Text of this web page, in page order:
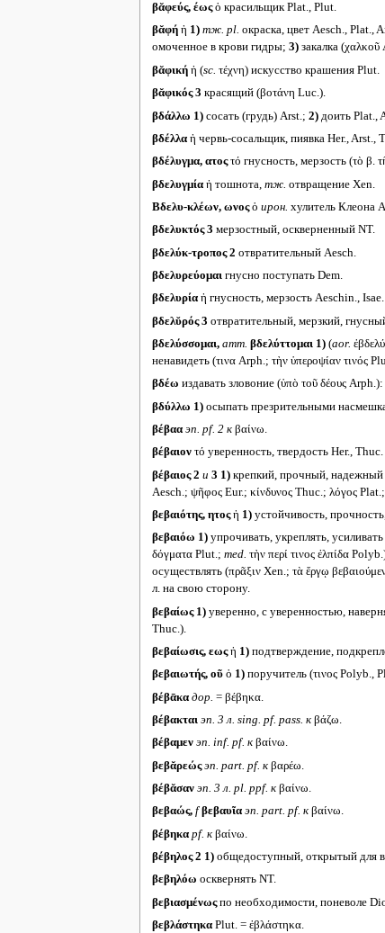
βᾰφεύς, έωςὁ красильщик Plat., Plut.
βᾰφή ἡ 1) тж. pl. окраска, цвет Aesch., Plat.,
омоченное в крови гидры; 3)закалка (χαλκοῦ
βᾰφική ἡ (sc. τέχνη) искусство крашения Plut.
βᾰφικός 3 красящий (βοτάνη Luc.).
βδάλλω 1)сосать (грудь) Arst.; 2)доить Plat.,
βδέλλα ἡ червь-сосальщик, пиявка Her., Arst.,
βδέλυγμα, ατοςτό гнусность, мерзость (τὸ β.
βδελυγμία ἡ тошнота, тж. отвращение Xen.
Βδελυ-κλέων, ωνοςὁ ирон. хулитель Клеона
βδελυκτός 3 мерзостный, оскверненный NT.
βδελύκ-τροπος 2 отвратительный Aesch.
βδελυρεύομαι гнусно поступать Dem.
βδελυρία ἡ гнусность, мерзость Aeschin., Isae.
βδελῠρός 3 отвратительный, мерзкий,
βδελύσσομαι, атт. βδελύττομαι 1)(aor.
ненавидеть (τινα Arph.; τὴν ὑπεροψίαν τινός
βδέω издавать зловоние (ὑπὸ τοῦ δέους
βδύλλω 1)осыпать презрительными
βέβαα эп. pf. 2 кβαίνω.
βέβαιον τό уверенность, твердость Her., Thuc.
βέβαιος 2 и 3 1)крепкий, прочный, надежный
Aesch.; ψῆφος Eur.; κίνδυνος Thuc.; λόγος
βεβαιότης, ητοςἡ 1)устойчивость,
βεβαιόω 1)упрочивать, укреплять,
δόγματα Plut.; med. τὴν περί τινος ἐλπίδα
осуществлять (πρᾶξιν Xen.; τὰ ἔργῳ
л. на свою сторону.
βεβαίως 1)уверенно, с уверенностью,
Thuc.).
βεβαίωσις, εωςἡ 1)подтверждение,
βεβαιωτής, οῦὁ 1)поручитель (τινος Polyb.,
βέβᾱκα дор. = βέβηκα.
βέβακται эп. 3 л. sing. pf. pass. кβάζω.
βέβαμεν эп. inf. pf. кβαίνω.
βεβᾰρεώς эп. part. pf. кβαρέω.
βέβᾰσαν эп. 3 л. pl. ppf. кβαίνω.
βεβαώς, f βεβαυῖα эп. part. pf. кβαίνω.
βέβηκα pf. кβαίνω.
βέβηλος 2 1)общедоступный, открытый для
βεβηλόω осквернять NT.
βεβιασμένωςпо необходимости, поневоле
βεβλάστηκαPlut. = ἐβλάστηκα.